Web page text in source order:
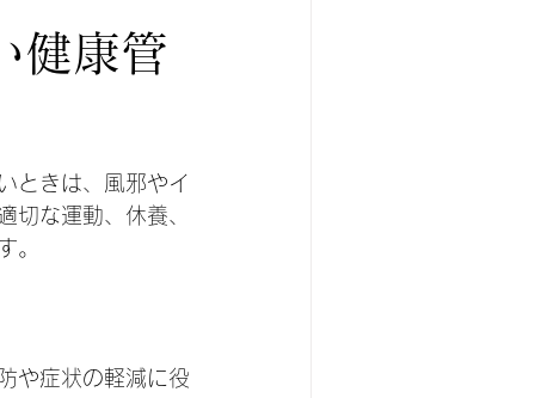
健康管
ときは、風邪やイ
切な運動、休養、
。
や症状の軽減に役